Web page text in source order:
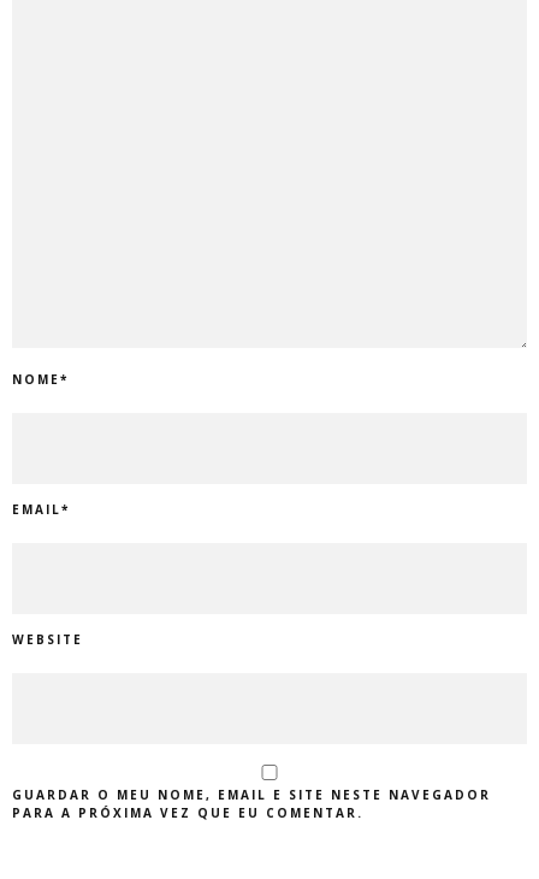
NOME*
EMAIL*
WEBSITE
GUARDAR O MEU NOME, EMAIL E SITE NESTE NAVEGADOR
PARA A PRÓXIMA VEZ QUE EU COMENTAR.